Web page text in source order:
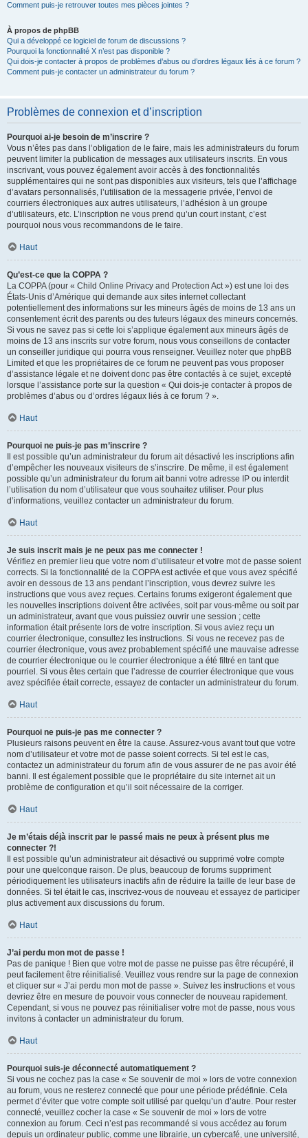
Comment puis-je retrouver toutes mes pièces jointes ?
À propos de phpBB
Qui a développé ce logiciel de forum de discussions ?
Pourquoi la fonctionnalité X n’est pas disponible ?
Qui dois-je contacter à propos de problèmes d’abus ou d’ordres légaux liés à ce forum ?
Comment puis-je contacter un administrateur du forum ?
Problèmes de connexion et d’inscription
Pourquoi ai-je besoin de m’inscrire ?
Vous n’êtes pas dans l’obligation de le faire, mais les administrateurs du forum
peuvent limiter la publication de messages aux utilisateurs inscrits. En vous
inscrivant, vous pouvez également avoir accès à des fonctionnalités
supplémentaires qui ne sont pas disponibles aux visiteurs, tels que l’affichage
d’avatars personnalisés, l’utilisation de la messagerie privée, l’envoi de
courriers électroniques aux autres utilisateurs, l’adhésion à un groupe
d’utilisateurs, etc. L’inscription ne vous prend qu’un court instant, c’est
pourquoi nous vous recommandons de le faire.
Haut
Qu’est-ce que la COPPA ?
La COPPA (pour « Child Online Privacy and Protection Act ») est une loi des
États-Unis d’Amérique qui demande aux sites internet collectant
potentiellement des informations sur les mineurs âgés de moins de 13 ans un
consentement écrit des parents ou des tuteurs légaux des mineurs concernés.
Si vous ne savez pas si cette loi s’applique également aux mineurs âgés de
moins de 13 ans inscrits sur votre forum, nous vous conseillons de contacter
un conseiller juridique qui pourra vous renseigner. Veuillez noter que phpBB
Limited et que les propriétaires de ce forum ne peuvent pas vous proposer
d’assistance légale et ne doivent donc pas être contactés à ce sujet, excepté
lorsque l’assistance porte sur la question « Qui dois-je contacter à propos de
problèmes d’abus ou d’ordres légaux liés à ce forum ? ».
Haut
Pourquoi ne puis-je pas m’inscrire ?
Il est possible qu’un administrateur du forum ait désactivé les inscriptions afin
d’empêcher les nouveaux visiteurs de s’inscrire. De même, il est également
possible qu’un administrateur du forum ait banni votre adresse IP ou interdit
l’utilisation du nom d’utilisateur que vous souhaitez utiliser. Pour plus
d’informations, veuillez contacter un administrateur du forum.
Haut
Je suis inscrit mais je ne peux pas me connecter !
Vérifiez en premier lieu que votre nom d’utilisateur et votre mot de passe soient
corrects. Si la fonctionnalité de la COPPA est activée et que vous avez spécifié
avoir en dessous de 13 ans pendant l’inscription, vous devrez suivre les
instructions que vous avez reçues. Certains forums exigeront également que
les nouvelles inscriptions doivent être activées, soit par vous-même ou soit par
un administrateur, avant que vous puissiez ouvrir une session ; cette
information était présente lors de votre inscription. Si vous aviez reçu un
courrier électronique, consultez les instructions. Si vous ne recevez pas de
courrier électronique, vous avez probablement spécifié une mauvaise adresse
de courrier électronique ou le courrier électronique a été filtré en tant que
pourriel. Si vous êtes certain que l’adresse de courrier électronique que vous
avez spécifiée était correcte, essayez de contacter un administrateur du forum.
Haut
Pourquoi ne puis-je pas me connecter ?
Plusieurs raisons peuvent en être la cause. Assurez-vous avant tout que votre
nom d’utilisateur et votre mot de passe soient corrects. Si tel est le cas,
contactez un administrateur du forum afin de vous assurer de ne pas avoir été
banni. Il est également possible que le propriétaire du site internet ait un
problème de configuration et qu’il soit nécessaire de la corriger.
Haut
Je m’étais déjà inscrit par le passé mais ne peux à présent plus me
connecter ?!
Il est possible qu’un administrateur ait désactivé ou supprimé votre compte
pour une quelconque raison. De plus, beaucoup de forums suppriment
périodiquement les utilisateurs inactifs afin de réduire la taille de leur base de
données. Si tel était le cas, inscrivez-vous de nouveau et essayez de participer
plus activement aux discussions du forum.
Haut
J’ai perdu mon mot de passe !
Pas de panique ! Bien que votre mot de passe ne puisse pas être récupéré, il
peut facilement être réinitialisé. Veuillez vous rendre sur la page de connexion
et cliquer sur « J’ai perdu mon mot de passe ». Suivez les instructions et vous
devriez être en mesure de pouvoir vous connecter de nouveau rapidement.
Cependant, si vous ne pouvez pas réinitialiser votre mot de passe, nous vous
invitons à contacter un administrateur du forum.
Haut
Pourquoi suis-je déconnecté automatiquement ?
Si vous ne cochez pas la case « Se souvenir de moi » lors de votre connexion
au forum, vous ne resterez connecté que pour une période prédéfinie. Cela
permet d’éviter que votre compte soit utilisé par quelqu’un d’autre. Pour rester
connecté, veuillez cocher la case « Se souvenir de moi » lors de votre
connexion au forum. Ceci n’est pas recommandé si vous accédez au forum
depuis un ordinateur public, comme une librairie, un cybercafé, une université,